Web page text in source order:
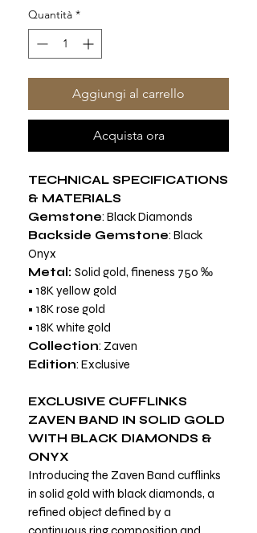
Quantità *
Aggiungi al carrello
Acquista ora
TECHNICAL SPECIFICATIONS
& MATERIALS
Gemstone: Black Diamonds
Backside Gemstone: Black
Onyx
Metal: Solid gold, fineness 750 ‰
• 18K yellow gold
• 18K rose gold
• 18K white gold
Collection: Zaven
Edition: Exclusive
EXCLUSIVE CUFFLINKS
ZAVEN BAND IN SOLID GOLD
WITH BLACK DIAMONDS &
ONYX
Introducing the Zaven Band cufflinks
in solid gold with black diamonds, a
refined object defined by a